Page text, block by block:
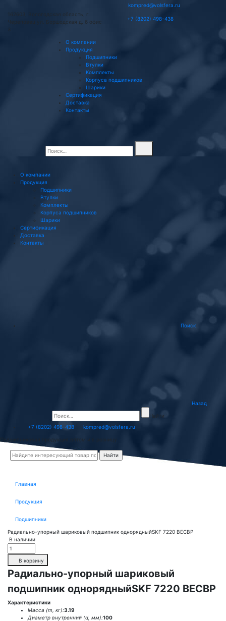
162603, Вологодская область, г.
Череповец ул. Боршодская д. 6 офис
kompred@volsfera.ru
+7 (8202) 498-438
О компании
Продукция
Подшипники
Втулки
Комплекты
Корпуса подшипников
Шарики
Сертификация
Доставка
Контакты
О компании
Продукция
Подшипники
Втулки
Комплекты
Корпуса подшипников
Шарики
Сертификация
Доставка
Контакты
Поиск
Назад
Найти
+7 (8202) 498-438
kompred@volsfera.ru
Подшипниковая продукция оптом и в розницу
Главная
Продукция
Подшипники
Радиально-упорный шариковый подшипник однорядныйSKF 7220 BECBP
В наличии
В корзину
Радиально-упорный шариковый
подшипник однорядныйSKF 7220 BECBP
Характеристики
Масса (m, кг):3.19
Диаметр внутренний (d, мм):100